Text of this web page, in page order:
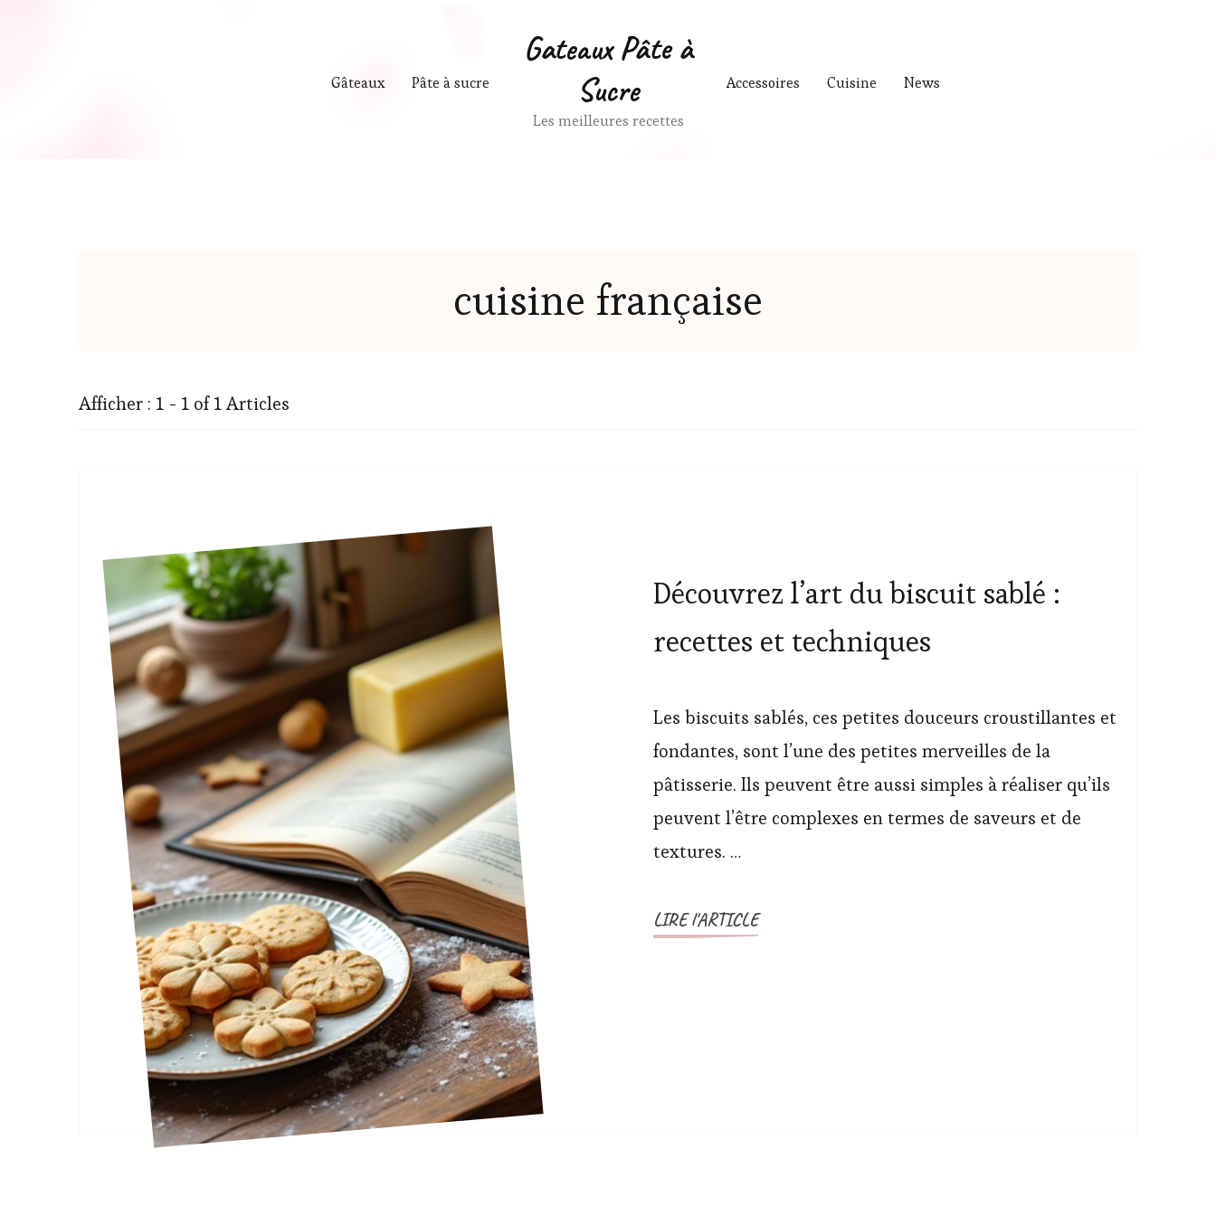
Gâteaux Pâte à sucre Accessoires Cuisine News
Gateaux Pâte à
Sucre
Les meilleures recettes
cuisine française
Afficher : 1 - 1 of 1 Articles
Découvrez l’art du biscuit sablé :
recettes et techniques
Les biscuits sablés, ces petites douceurs croustillantes et
fondantes, sont l’une des petites merveilles de la
pâtisserie. Ils peuvent être aussi simples à réaliser qu’ils
peuvent l’être complexes en termes de saveurs et de
textures. …
LIRE l'ARTICLE